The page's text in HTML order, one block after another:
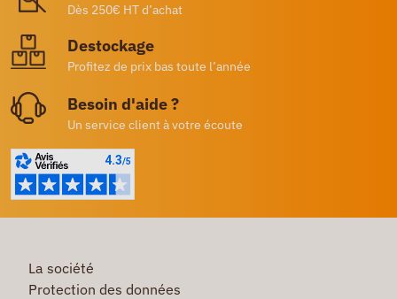
Dès 250€ HT d’achat
Destockage
Profitez de prix bas toute l’année
Besoin d'aide ?
Un service client à votre écoute
La société
Protection des données